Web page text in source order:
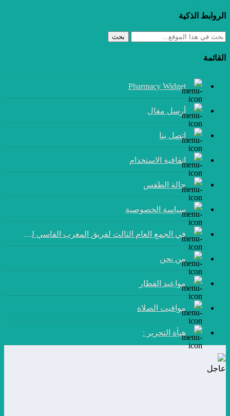
الروابط الذكية
بحث
القائمة
Pharmacy Widget
أرسل مقال
إتصل بنا
اتفاقية الاستخدام
حالة الطقس
سياسة الخصوصية
في الجمع العام الثالث لفريق المغرب الفاسي لكرة القدم:
من نحن
مواعيد القطار
مواقيت الصلاة
هيأة التحرير :
عاجل